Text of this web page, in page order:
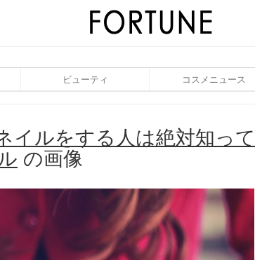
ビューティ コスメニュース
イルをする人は絶対知っ
の画像